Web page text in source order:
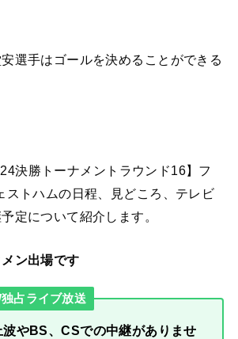
選手はゴールを決めることができる
決勝トーナメントラウンド16】フ
ストハムの日程、見どころ、テレビ
定について紹介します。
ン出場です
占ライブ放送
やBS、CSでの中継がありませ